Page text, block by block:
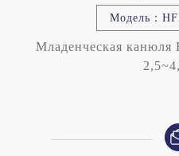
Модель：
Младенческая канюля